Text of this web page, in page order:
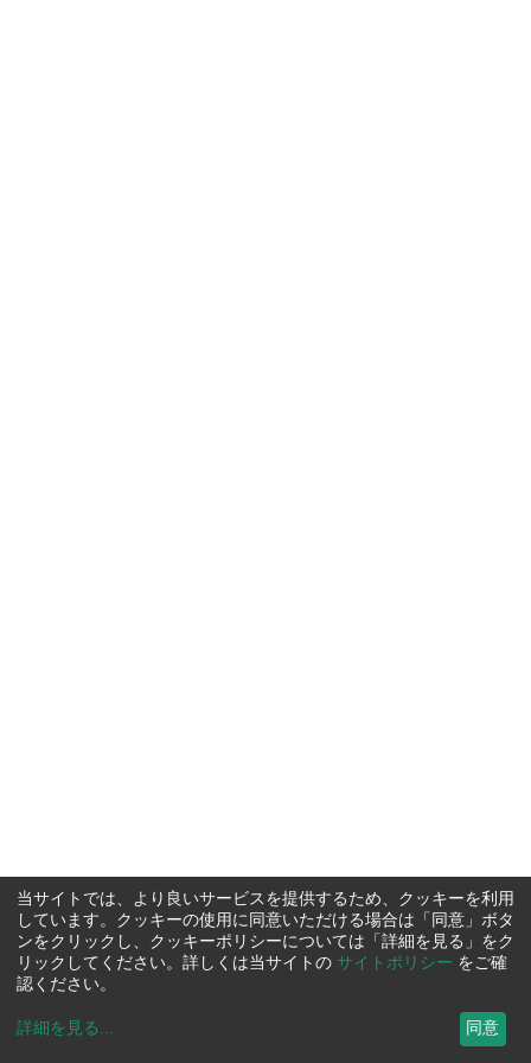
当サイトでは、より良いサービスを提供するため、クッキーを利用
しています。クッキーの使用に同意いただける場合は「同意」ボタ
ンをクリックし、クッキーポリシーについては「詳細を見る」をク
リックしてください。詳しくは当サイトの サイトポリシー をご確
認ください。
詳細を見る ... 同意